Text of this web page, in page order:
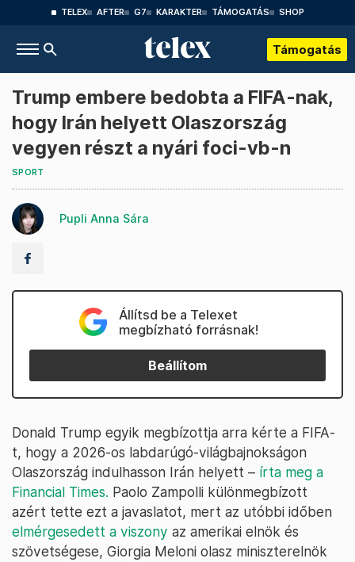
TELEX AFTER G7 KARAKTER TÁMOGATÁS SHOP
Támogatás
Trump embere bedobta a FIFA-nak,
hogy Irán helyett Olaszország
vegyen részt a nyári foci-vb-n
SPORT
Pupli Anna Sára
Állítsd be a Telexet
megbízható forrásnak!
Beállítom
Donald Trump egyik megbízottja arra kérte a FIFA-
t, hogy a 2026-os labdarúgó-világbajnokságon
Olaszország indulhasson Irán helyett – írta meg a
Financial Times. Paolo Zampolli különmegbízott
azért tette ezt a javaslatot, mert az utóbbi időben
elmérgesedett a viszony az amerikai elnök és
szövetségese, Giorgia Meloni olasz miniszterelnök